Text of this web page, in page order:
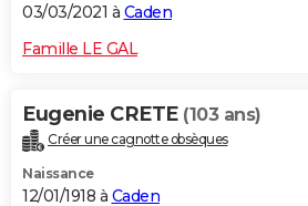
03/03/2021 à Caden
Famille LE GAL
Eugenie CRETE (103 ans)
Créer une cagnotte obsèques
Naissance
12/01/1918 à Caden